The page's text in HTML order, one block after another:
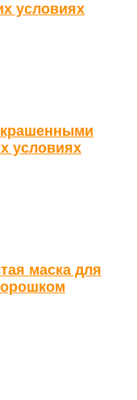
условиях
условиях
маска для